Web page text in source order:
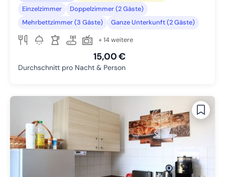
Einzelzimmer
Doppelzimmer (2 Gäste)
Mehrbettzimmer (3 Gäste)
Ganze Unterkunft (2 Gäste)
+ 14 weitere
15,00 €
Durchschnitt pro Nacht & Person